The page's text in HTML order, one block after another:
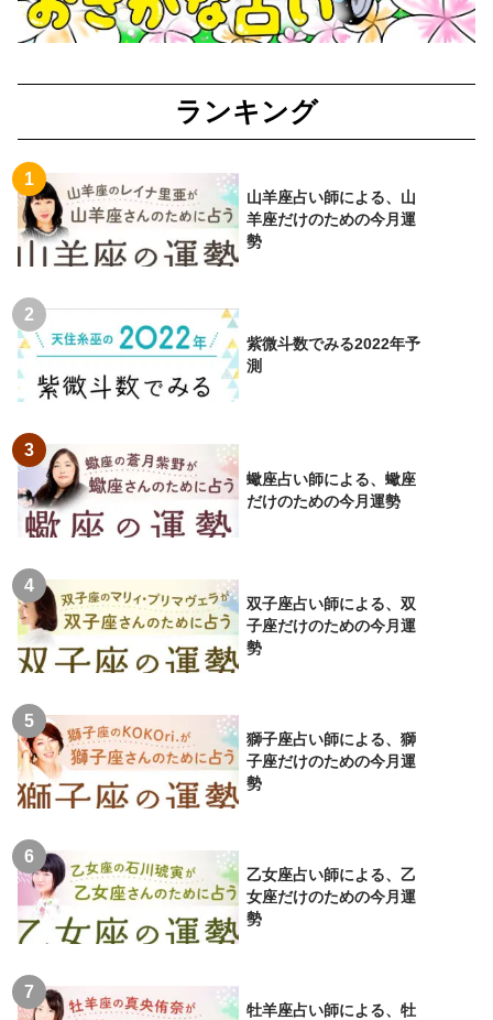
ランキング
山羊座占い師による、山
羊座だけのための今月運
勢
紫微斗数でみる2022年予
測
蠍座占い師による、蠍座
だけのための今月運勢
双子座占い師による、双
子座だけのための今月運
勢
獅子座占い師による、獅
子座だけのための今月運
勢
乙女座占い師による、乙
女座だけのための今月運
勢
牡羊座占い師による、牡